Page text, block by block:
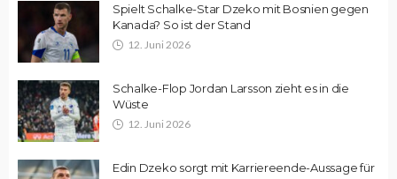
Spielt Schalke-Star Dzeko mit Bosnien gegen
Kanada? So ist der Stand
12. Juni 2026
Schalke-Flop Jordan Larsson zieht es in die
Wüste
12. Juni 2026
Edin Dzeko sorgt mit Karriereende-Aussage für